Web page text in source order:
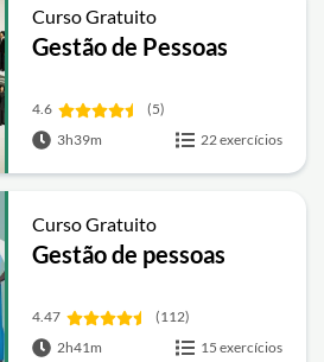
Curso Gratuito
Gestão de Pessoas
4.6
(5)
3h39m
22 exercícios
Curso Gratuito
Gestão de pessoas
4.47
(112)
2h41m
15 exercícios